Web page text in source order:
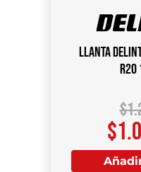
Llanta
$
$